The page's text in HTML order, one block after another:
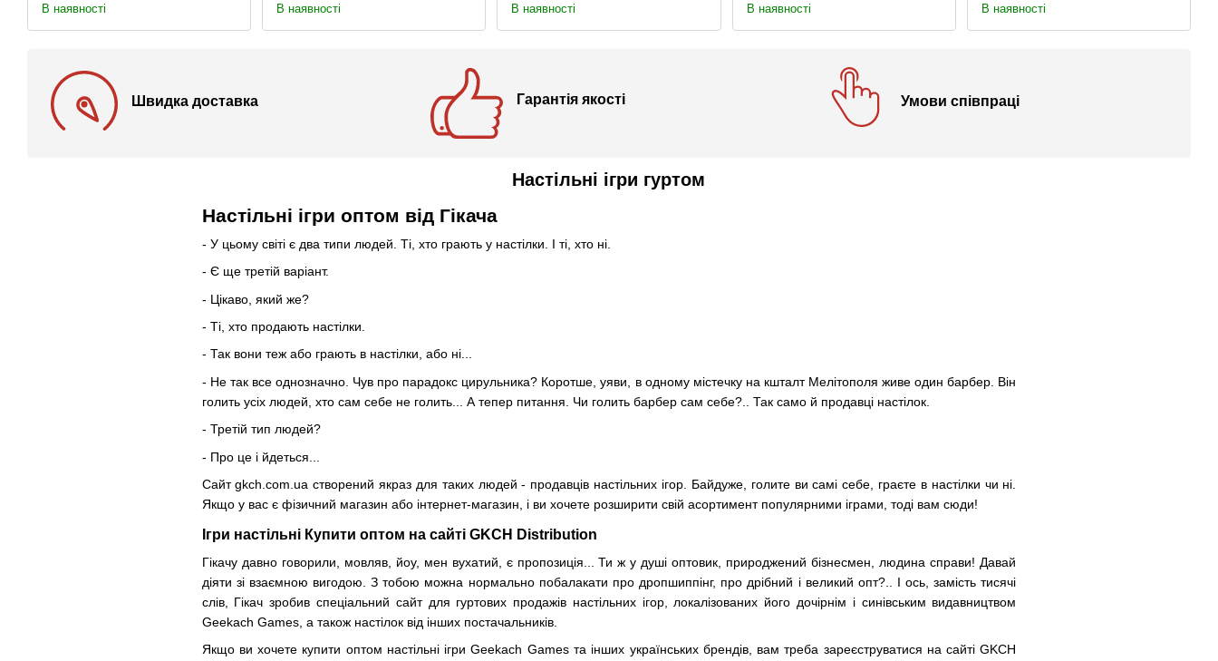
В наявності В наявності В наявності В наявності В наявності
Швидка доставка Гарантія якості Умови співпраці
Настільні ігри гуртом
Настільні ігри оптом від Гікача
- У цьому світі є два типи людей. Ті, хто грають у настілки. І ті, хто ні.
- Є ще третій варіант.
- Цікаво, який же?
- Ті, хто продають настілки.
- Так вони теж або грають в настілки, або ні...
- Не так все однозначно. Чув про парадокс цирульника? Коротше, уяви, в одному містечку на кшталт Мелітополя живе один барбер. Він
голить усіх людей, хто сам себе не голить... А тепер питання. Чи голить барбер сам себе?.. Так само й продавці настілок.
- Третій тип людей?
- Про це і йдеться...
Сайт gkch.com.ua створений якраз для таких людей - продавців настільних ігор. Байдуже, голите ви самі себе, граєте в настілки чи ні.
Якщо у вас є фізичний магазин або інтернет-магазин, і ви хочете розширити свій асортимент популярними іграми, тоді вам сюди!
Ігри настільні Купити оптом на сайті GKCH Distribution
Гікачу давно говорили, мовляв, йоу, мен вухатий, є пропозиція... Ти ж у душі оптовик, природжений бізнесмен, людина справи! Давай
діяти зі взаємною вигодою. З тобою можна нормально побалакати про дропшиппінг, про дрібний і великий опт?.. І ось, замість тисячі
слів, Гікач зробив спеціальний сайт для гуртових продажів настільних ігор, локалізованих його дочірнім і синівським видавництвом
Geekach Games, а також настілок від інших постачальників.
Якщо ви хочете купити оптом настільні ігри Geekach Games та інших українських брендів, вам треба зареєструватися на сайті GKCH